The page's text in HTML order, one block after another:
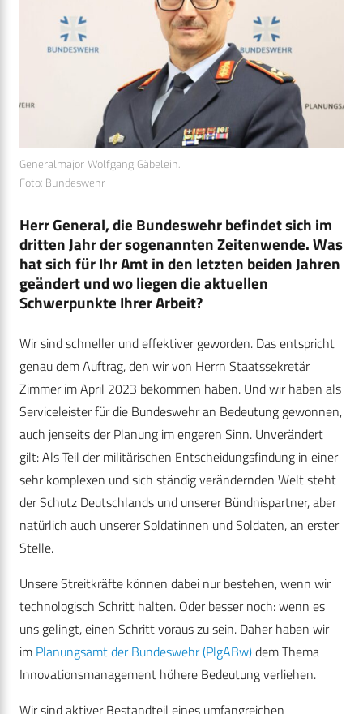
Generalmajor Wolfgang Gäbelein.
Foto: Bundeswehr
Herr General, die Bundeswehr befindet sich im
dritten Jahr der sogenannten Zeitenwende. Was
hat sich für Ihr Amt in den letzten beiden Jahren
geändert und wo liegen die aktuellen
Schwerpunkte Ihrer Arbeit?
Wir sind schneller und effektiver geworden. Das entspricht
genau dem Auftrag, den wir von Herrn Staatssekretär
Zimmer im April 2023 bekommen haben. Und wir haben als
Serviceleister für die Bundeswehr an Bedeutung gewonnen,
auch jenseits der Planung im engeren Sinn. Unverändert
gilt: Als Teil der militärischen Entscheidungsfindung in einer
sehr komplexen und sich ständig verändernden Welt steht
der Schutz Deutschlands und unserer Bündnispartner, aber
natürlich auch unserer Soldatinnen und Soldaten, an erster
Stelle.
Unsere Streitkräfte können dabei nur bestehen, wenn wir
technologisch Schritt halten. Oder besser noch: wenn es
uns gelingt, einen Schritt voraus zu sein. Daher haben wir
im Planungsamt der Bundeswehr (PlgABw)dem Thema
Innovationsmanagement höhere Bedeutung verliehen.
Wir sind aktiver Bestandteil eines umfangreichen